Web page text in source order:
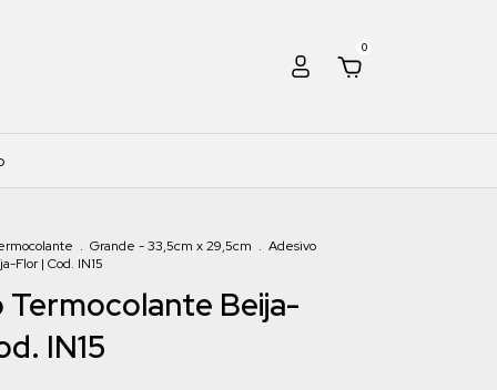
0
. Grande - 33,5cm x 29,5cm . Adesivo
Flor | Cod. IN15
Termocolante Beija-
IN15